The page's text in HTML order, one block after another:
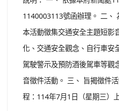
1140003113號函辦理。 二、
本活動徵集交通安全主題短影
化、交通安全觀念、自行車安
駕駛警示及預防酒後駕車等觀
音徵件活動。 三、 旨揭徵件
程：114年7月1日（星期三）